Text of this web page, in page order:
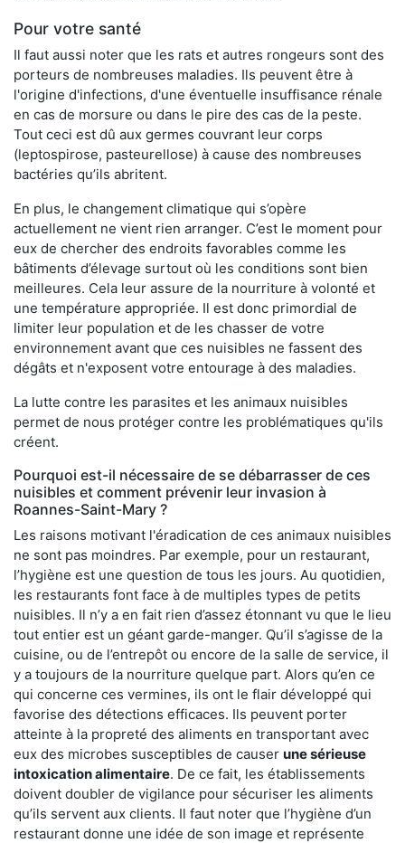
Pour votre santé
Il faut aussi noter que les rats et autres rongeurs sont des
porteurs de nombreuses maladies. Ils peuvent être à
l'origine d'infections, d'une éventuelle insuffisance rénale
en cas de morsure ou dans le pire des cas de la peste.
Tout ceci est dû aux germes couvrant leur corps
(leptospirose, pasteurellose) à cause des nombreuses
bactéries qu’ils abritent.
En plus, le changement climatique qui s’opère
actuellement ne vient rien arranger. C’est le moment pour
eux de chercher des endroits favorables comme les
bâtiments d’élevage surtout où les conditions sont bien
meilleures. Cela leur assure de la nourriture à volonté et
une température appropriée. Il est donc primordial de
limiter leur population et de les chasser de votre
environnement avant que ces nuisibles ne fassent des
dégâts et n'exposent votre entourage à des maladies.
La lutte contre les parasites et les animaux nuisibles
permet de nous protéger contre les problématiques qu'ils
créent.
Pourquoi est-il nécessaire de se débarrasser de ces
nuisibles et comment prévenir leur invasion à
Roannes-Saint-Mary ?
Les raisons motivant l'éradication de ces animaux nuisibles
ne sont pas moindres. Par exemple, pour un restaurant,
l’hygiène est une question de tous les jours. Au quotidien,
les restaurants font face à de multiples types de petits
nuisibles. Il n’y a en fait rien d’assez étonnant vu que le lieu
tout entier est un géant garde-manger. Qu’il s’agisse de la
cuisine, ou de l’entrepôt ou encore de la salle de service, il
y a toujours de la nourriture quelque part. Alors qu’en ce
qui concerne ces vermines, ils ont le flair développé qui
favorise des détections efficaces. Ils peuvent porter
atteinte à la propreté des aliments en transportant avec
eux des microbes susceptibles de causer une sérieuse
intoxication alimentaire. De ce fait, les établissements
doivent doubler de vigilance pour sécuriser les aliments
qu’ils servent aux clients. Il faut noter que l’hygiène d’un
restaurant donne une idée de son image et représente